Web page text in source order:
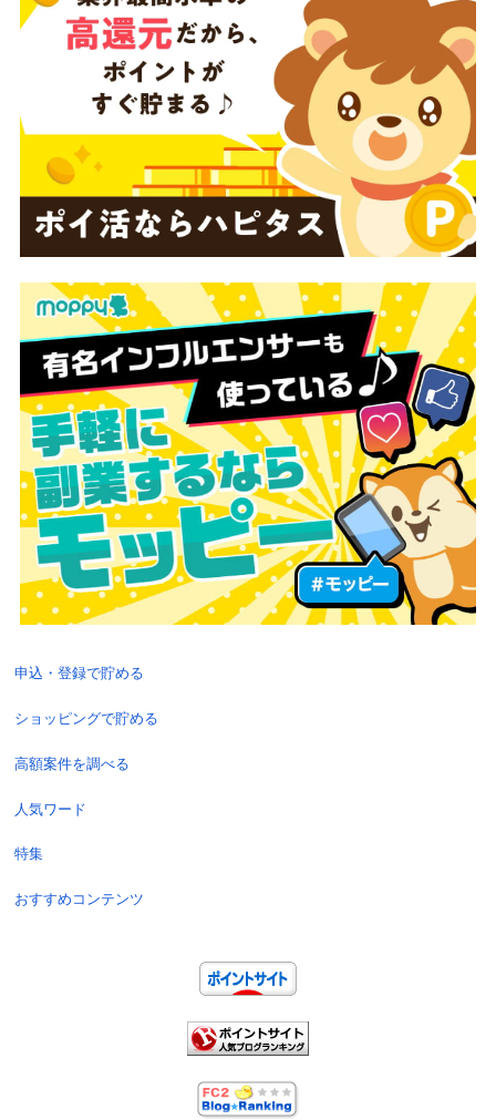
申込・登録で貯める
ショッピングで貯める
高額案件を調べる
人気ワード
特集
おすすめコンテンツ